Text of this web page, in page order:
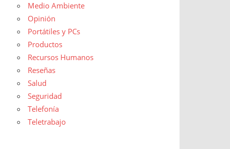
Medio Ambiente
Opinión
Portátiles y PCs
Productos
Recursos Humanos
Reseñas
Salud
Seguridad
Telefonía
Teletrabajo